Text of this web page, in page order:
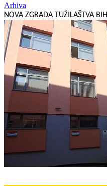
Arhiva
NOVA ZGRADA TUŽILAŠTVA BIH